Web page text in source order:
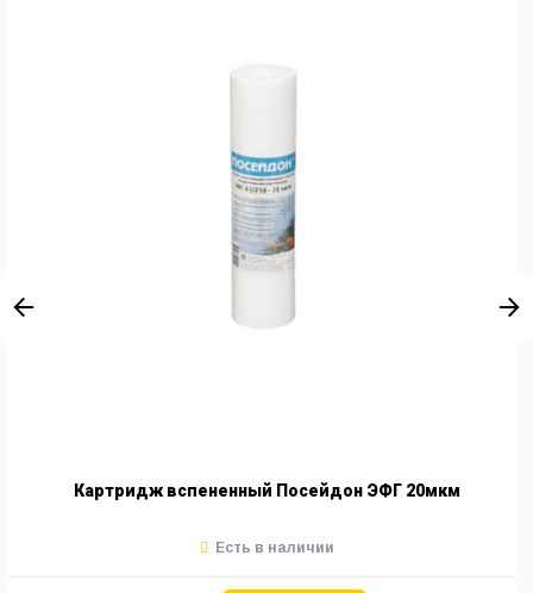
Картридж вспененный Посейдон ЭФГ 20мкм
Есть в наличии